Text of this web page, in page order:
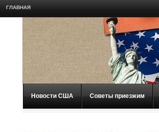
ГЛАВНАЯ
Новости США Советы приезжим